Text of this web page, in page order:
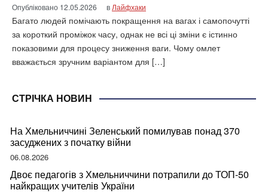
Опубліковано 12.05.2026 в Лайфхаки
Багато людей помічають покращення на вагах і самопочутті
за короткий проміжок часу, однак не всі ці зміни є істинно
показовими для процесу зниження ваги. Чому омлет
вважається зручним варіантом для […]
СТРІЧКА НОВИН
На Хмельниччині Зеленський помилував понад 370
засуджених з початку війни
06.08.2026
Двоє педагогів з Хмельниччини потрапили до ТОП-50
найкращих учителів України